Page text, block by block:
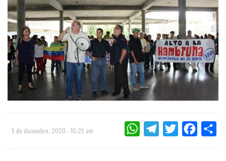
5 de diciembre, 2020 - 10:25 am WHATSAPPTELEGRAMTWITTER